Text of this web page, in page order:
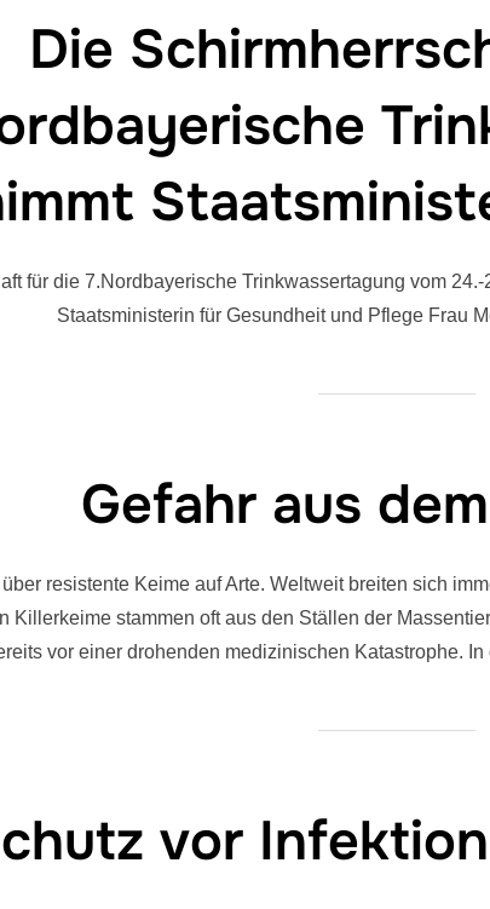
Die
für die 7.Nordbayerische Trinkwassertagung vom
Staatsministerin für Gesundheit und Pflege Frau
Gefahr aus
resistente Keime auf Arte. Weltweit breiten sich
Killerkeime stammen oft aus den Ställen der
vor einer drohenden medizinischen Katastrophe.
vor